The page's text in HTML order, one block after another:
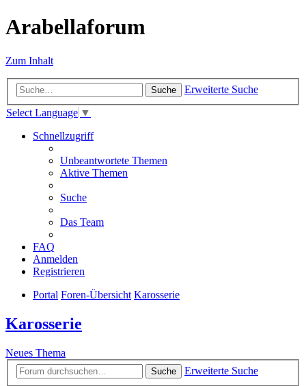
Arabellaforum
Zum Inhalt
Suche
Erweiterte Suche
Select Language ▼
Schnellzugriff
Unbeantwortete Themen
Aktive Themen
Suche
Das Team
FAQ
Anmelden
Registrieren
Portal Foren-Übersicht Karosserie
Karosserie
Neues Thema
Suche
Erweiterte Suche